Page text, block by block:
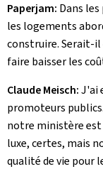
Paperjam: Dans
les logements
construire. Serait-il
faire baisser les
Claude Meisch:J'ai
promoteurs
notre ministère est
luxe, certes, mais
qualité de vie pour